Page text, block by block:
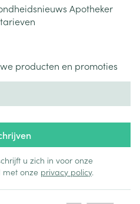
Apotheker
producten en promoties
u zich in voor onze
met onze privacy policy.